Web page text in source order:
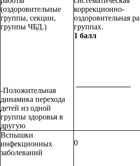
(оздоровительные
группы, секции,
группы ЧБД.)
-Положительная
динамика перехода
детей из одной
группы здоровья в
другую
коррекционно-
оздоровительная
группах.
1 балл
Вспышки
инфекционных
заболеваний
0